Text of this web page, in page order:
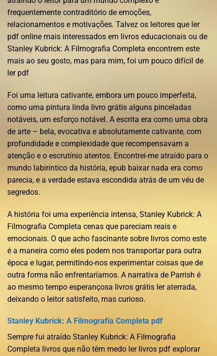
frequentemente contraditório de emoções,
relacionamentos e motivações. Talvez os leitores que ler
pdf online mais interessados em livros educacionais ou de
Stanley Kubrick: A Filmografia Completa encontrem este
mais ao seu gosto, mas para mim, foi um pouco difícil de
ler pdf
Foi uma leitura cativante, embora um pouco imperfeita,
como uma pintura linda livro grátis alguns pinceladas
notáveis, um esforço notável. A escrita era como uma obra
de arte – bela, evocativa e absolutamente cativante, com
profundidade e complexidade que recompensavam a
atenção e o escrutínio atentos. Encontrei-me atraído para o
mundo labiríntico da história, epub baixar nada era como
parecia, e a verdade estava escondida atrás de um véu de
segredos.
A história foi uma experiência intensa, Stanley Kubrick: A
Filmografia Completa cenas que pareciam reais e
emocionais. O que acho fascinante sobre livros como este
é a maneira como eles podem nos transportar para outra
época e lugar, permitindo-nos experimentar coisas que de
outra forma não enfrentaríamos. A narrativa de Parrish é
ao mesmo tempo esperançosa livros grátis ler aterrada,
deixando o leitor satisfeito, mas curioso.
Stanley Kubrick: A Filmografia Completa pdf
Sempre fui atraído Stanley Kubrick: A Filmografia
Completa livros que não têm medo ler livros pdf explorar